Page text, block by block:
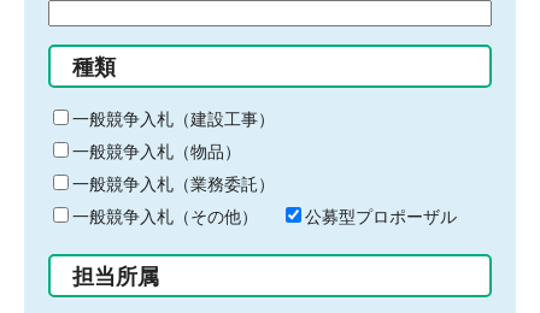
る
キ
ー
ワ
ー
ド
入
力
種類
一般競争入札（建設工事）
一般競争入札（物品）
一般競争入札（業務委託）
一般競争入札（その他）
公募型プロポーザル
担当所属